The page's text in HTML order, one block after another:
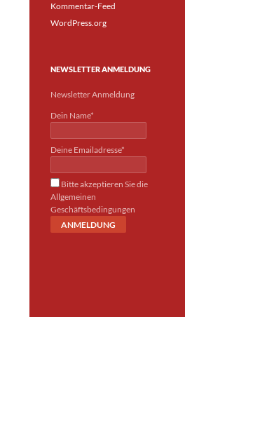
Kommentar-Feed
WordPress.org
NEWSLETTER ANMELDUNG
Newsletter Anmeldung
Dein Name*
Deine Emailadresse*
Bitte akzeptieren Sie die
Allgemeinen
Geschäftsbedingungen